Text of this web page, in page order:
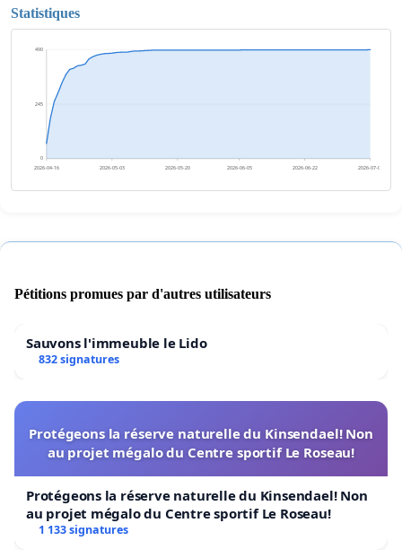
Statistiques
0
245
490
2026-04-16 2026-05-03 2026-05-20 2026-06-05 2026-06-22 2026-07-09
Pétitions promues par d'autres utilisateurs
Sauvons l'immeuble le Lido
832 signatures
Protégeons la réserve naturelle du Kinsendael! Non
au projet mégalo du Centre sportif Le Roseau!
Protégeons la réserve naturelle du Kinsendael! Non
au projet mégalo du Centre sportif Le Roseau!
1 133 signatures